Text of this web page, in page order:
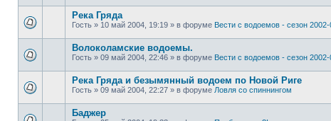
Река Гряда
Гость » 10 май 2004, 19:19 » в форуме Вести с водоемов - сезон 2002-
Волоколамские водоемы.
Гость » 09 май 2004, 22:46 » в форуме Вести с водоемов - сезон 2002-
Река Гряда и безымянный водоем по Новой Риге
Гость » 09 май 2004, 22:27 » в форуме Ловля со спиннингом
Баджер